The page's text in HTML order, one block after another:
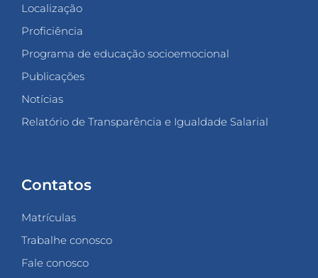
Localização
Proficiência
Programa de educação socioemocional
Publicações
Notícias
Relatório de Transparência e Igualdade Salarial
Contatos
Matrículas
Trabalhe conosco
Fale conosco